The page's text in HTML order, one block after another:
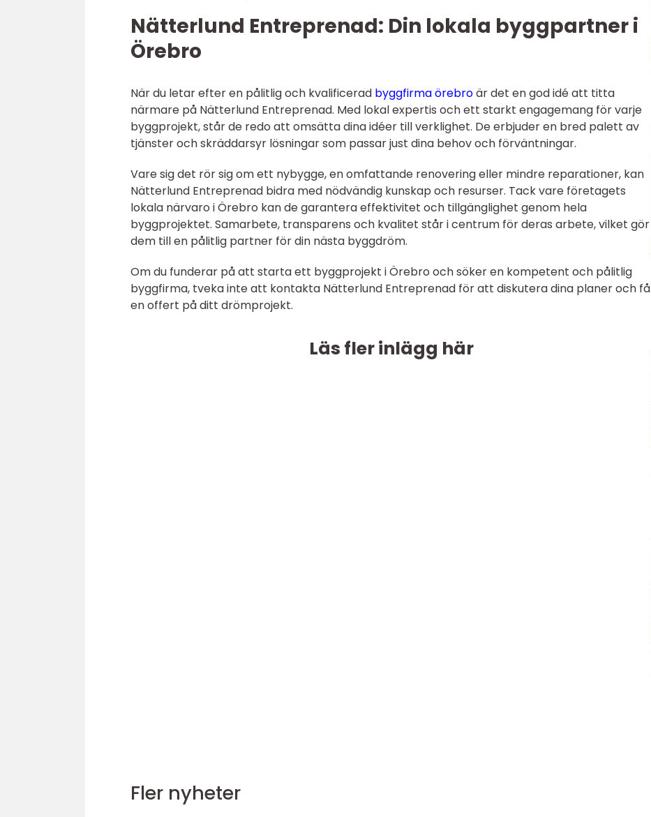
Nätterlund Entreprenad: Din lokala byggpartner i
Örebro
När du letar efter en pålitlig och kvalificerad byggfirma örebroär det en god idé att titta
närmare på Nätterlund Entreprenad. Med lokal expertis och ett starkt engagemang för varje
byggprojekt, står de redo att omsätta dina idéer till verklighet. De erbjuder en bred palett av
tjänster och skräddarsyr lösningar som passar just dina behov och förväntningar.
Vare sig det rör sig om ett nybygge, en omfattande renovering eller mindre reparationer, kan
Nätterlund Entreprenad bidra med nödvändig kunskap och resurser. Tack vare företagets
lokala närvaro i Örebro kan de garantera effektivitet och tillgänglighet genom hela
byggprojektet. Samarbete, transparens och kvalitet står i centrum för deras arbete, vilket gör
dem till en pålitlig partner för din nästa byggdröm.
Om du funderar på att starta ett byggprojekt i Örebro och söker en kompetent och pålitlig
byggfirma, tveka inte att kontakta Nätterlund Entreprenad för att diskutera dina planer och få
en offert på ditt drömprojekt.
Läs fler inlägg här
Fler nyheter